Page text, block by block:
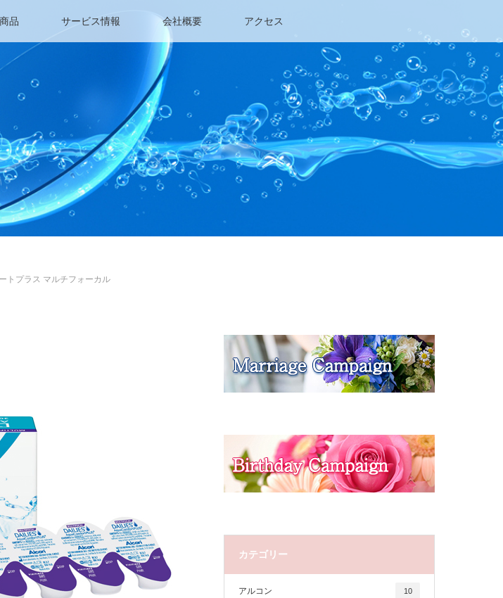
品 サービス情報 会社概要 アクセス
トプラス マルチフォーカル
カテゴリー
アルコン 10